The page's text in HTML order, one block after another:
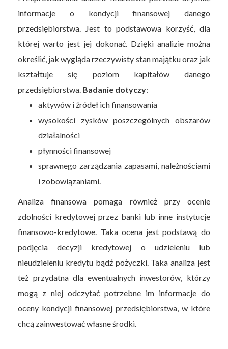
informacje o kondycji finansowej danego
przedsiębiorstwa. Jest to podstawowa korzyść, dla
której warto jest jej dokonać. Dzięki analizie można
określić, jak wygląda rzeczywisty stan majątku oraz jak
kształtuje się poziom kapitałów danego
przedsiębiorstwa. Badanie dotyczy:
aktywów i źródeł ich finansowania
wysokości zysków poszczególnych obszarów
działalności
płynności finansowej
sprawnego zarządzania zapasami, należnościami
i zobowiązaniami.
Analiza finansowa pomaga również przy ocenie
zdolności kredytowej przez banki lub inne instytucje
finansowo-kredytowe. Taka ocena jest podstawą do
podjęcia decyzji kredytowej o udzieleniu lub
nieudzieleniu kredytu bądź pożyczki. Taka analiza jest
też przydatna dla ewentualnych inwestorów, którzy
mogą z niej odczytać potrzebne im informacje do
oceny kondycji finansowej przedsiębiorstwa, w które
chcą zainwestować własne środki.